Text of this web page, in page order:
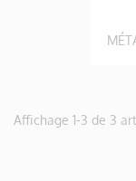
Affichage 1-3 de 3